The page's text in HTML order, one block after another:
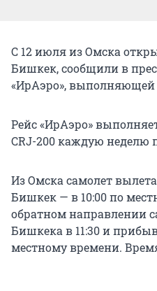
С 12 июля из Омска
Бишкек, сообщили в
«ИрАэро», выполняющей
Рейс «ИрАэро»
CRJ-200 каждую неделю
Из Омска самолет
Бишкек — в 10:00 по
обратном направлении
Бишкека в 11:30 и
местному времени.